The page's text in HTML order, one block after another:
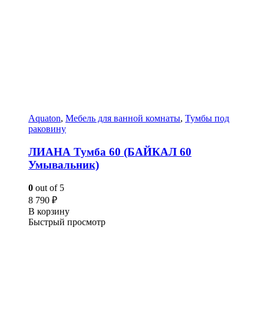
Aquaton, Мебель для ванной комнаты, Тумбы под
раковину
ЛИАНА Тумба 60 (БАЙКАЛ 60
Умывальник)
0 out of 5
8 790 ₽
В корзину
Быстрый просмотр